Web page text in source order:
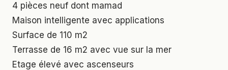
4 pièces neuf dont mamad
Maison intelligente avec applications
Surface de 110 m2
Terrasse de 16 m2 avec vue sur la mer
Etage élevé avec ascenseurs